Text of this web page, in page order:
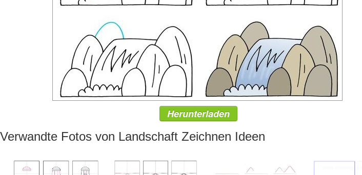
Herunterladen
Verwandte Fotos von Landschaft Zeichnen Ideen